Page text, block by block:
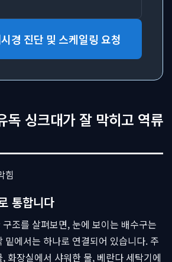
경 진단 및 스케일링 요청
독 싱크대가 잘 막히고 역류
통합니다
조를 살펴보면, 눈에 보이는 배수구는
밑에서는 하나로 연결되어 있습니다. 주
화장실에서 샤워한 물, 베란다 세탁기에